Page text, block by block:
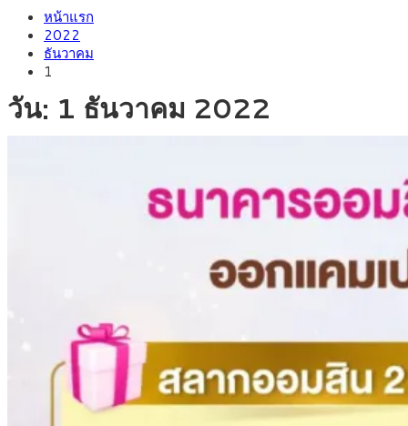
สิงหาคม 1, 2026
เดินหน้า 5 ยุทธศาสตร์ รื้อโครงสร้างเศรษฐกิจ ดันไทยโตเต็ม
ศักยภาพ
กรกฎาคม 27, 2026
ติดลายการ์ตูน กรมศุลกากร เตือนผู้ปกครองเฝ้าระวัง หลังยึดล็อต
ใหญ่จากเยอรมนี
ครม.ไฟเขียวหลักการ ร่าง พ.ร.ฎ. เปิดทาง รฟม.เดิน
หน้ารถไฟฟ้าสงขลา โมโนเรล 12.54 กม. เชื่อมเมืองหาดใหญ่
รายหัวเพียง 2,618 บาท เสนอทบทวนจัดสรรงบให้สอดคล้องภาระ
หน้าแรก
2022
ธันวาคม
1
วัน: 1 ธันวาคม 2022